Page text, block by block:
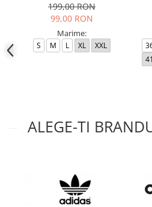
199,00 RON
99,00 RON
Marime:
S M L XL XXL
ALEGE-TI